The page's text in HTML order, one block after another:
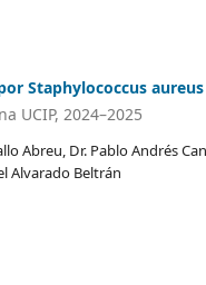
Staphylococcus
UCIP, 2024–2025
Abreu, Dr. Pablo Andrés
Alvarado Beltrán